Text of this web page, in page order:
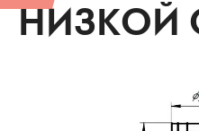
НИЗКОЙ